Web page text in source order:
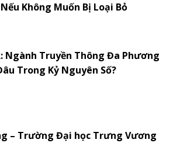
Không Muốn Bị Loại Bỏ
Ngành Truyền Thông Đa Phương
Trong Kỷ Nguyên Số?
– Trường Đại học Trưng Vương